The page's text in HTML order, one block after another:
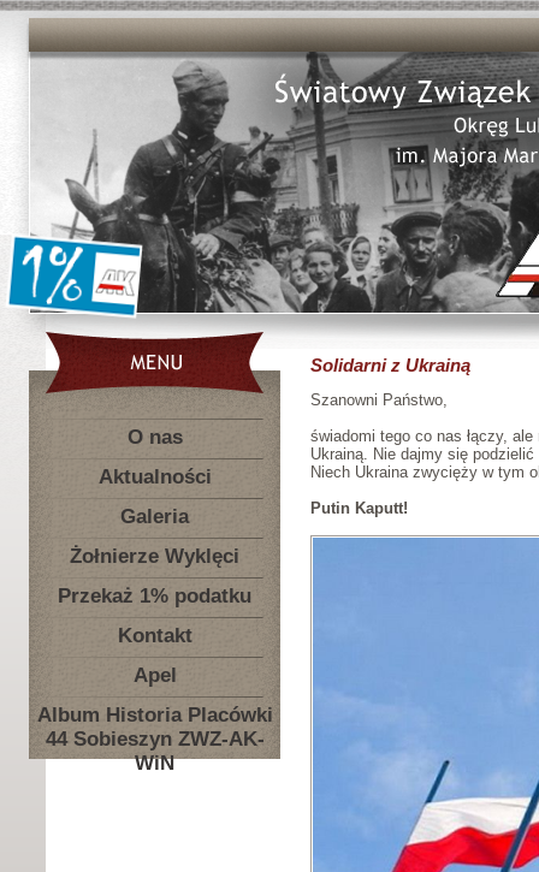
O nas
Aktualności
Galeria
Żołnierze Wyklęci
Przekaż 1% podatku
Kontakt
Apel
Album Historia Placówki
44 Sobieszyn ZWZ-AK-
WiN
Solidarni z Ukrainą
Szanowni Państwo,
świadomi tego co nas łączy,
Ukrainą. Nie dajmy się podzielić
Niech Ukraina zwycięży w tym
Putin Kaputt!